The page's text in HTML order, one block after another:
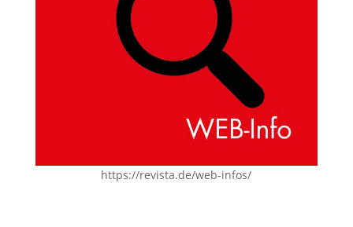
https://revista.de/web-infos/